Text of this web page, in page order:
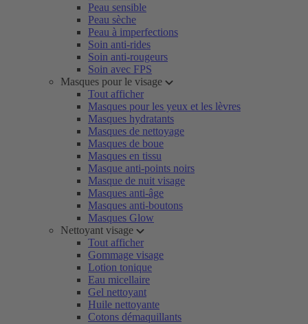
Peau sensible
Peau sèche
Peau à imperfections
Soin anti-rides
Soin anti-rougeurs
Soin avec FPS
Masques pour le visage
Tout afficher
Masques pour les yeux et les lèvres
Masques hydratants
Masques de nettoyage
Masques de boue
Masques en tissu
Masque anti-points noirs
Masque de nuit visage
Masques anti-âge
Masques anti-boutons
Masques Glow
Nettoyant visage
Tout afficher
Gommage visage
Lotion tonique
Eau micellaire
Gel nettoyant
Huile nettoyante
Cotons démaquillants